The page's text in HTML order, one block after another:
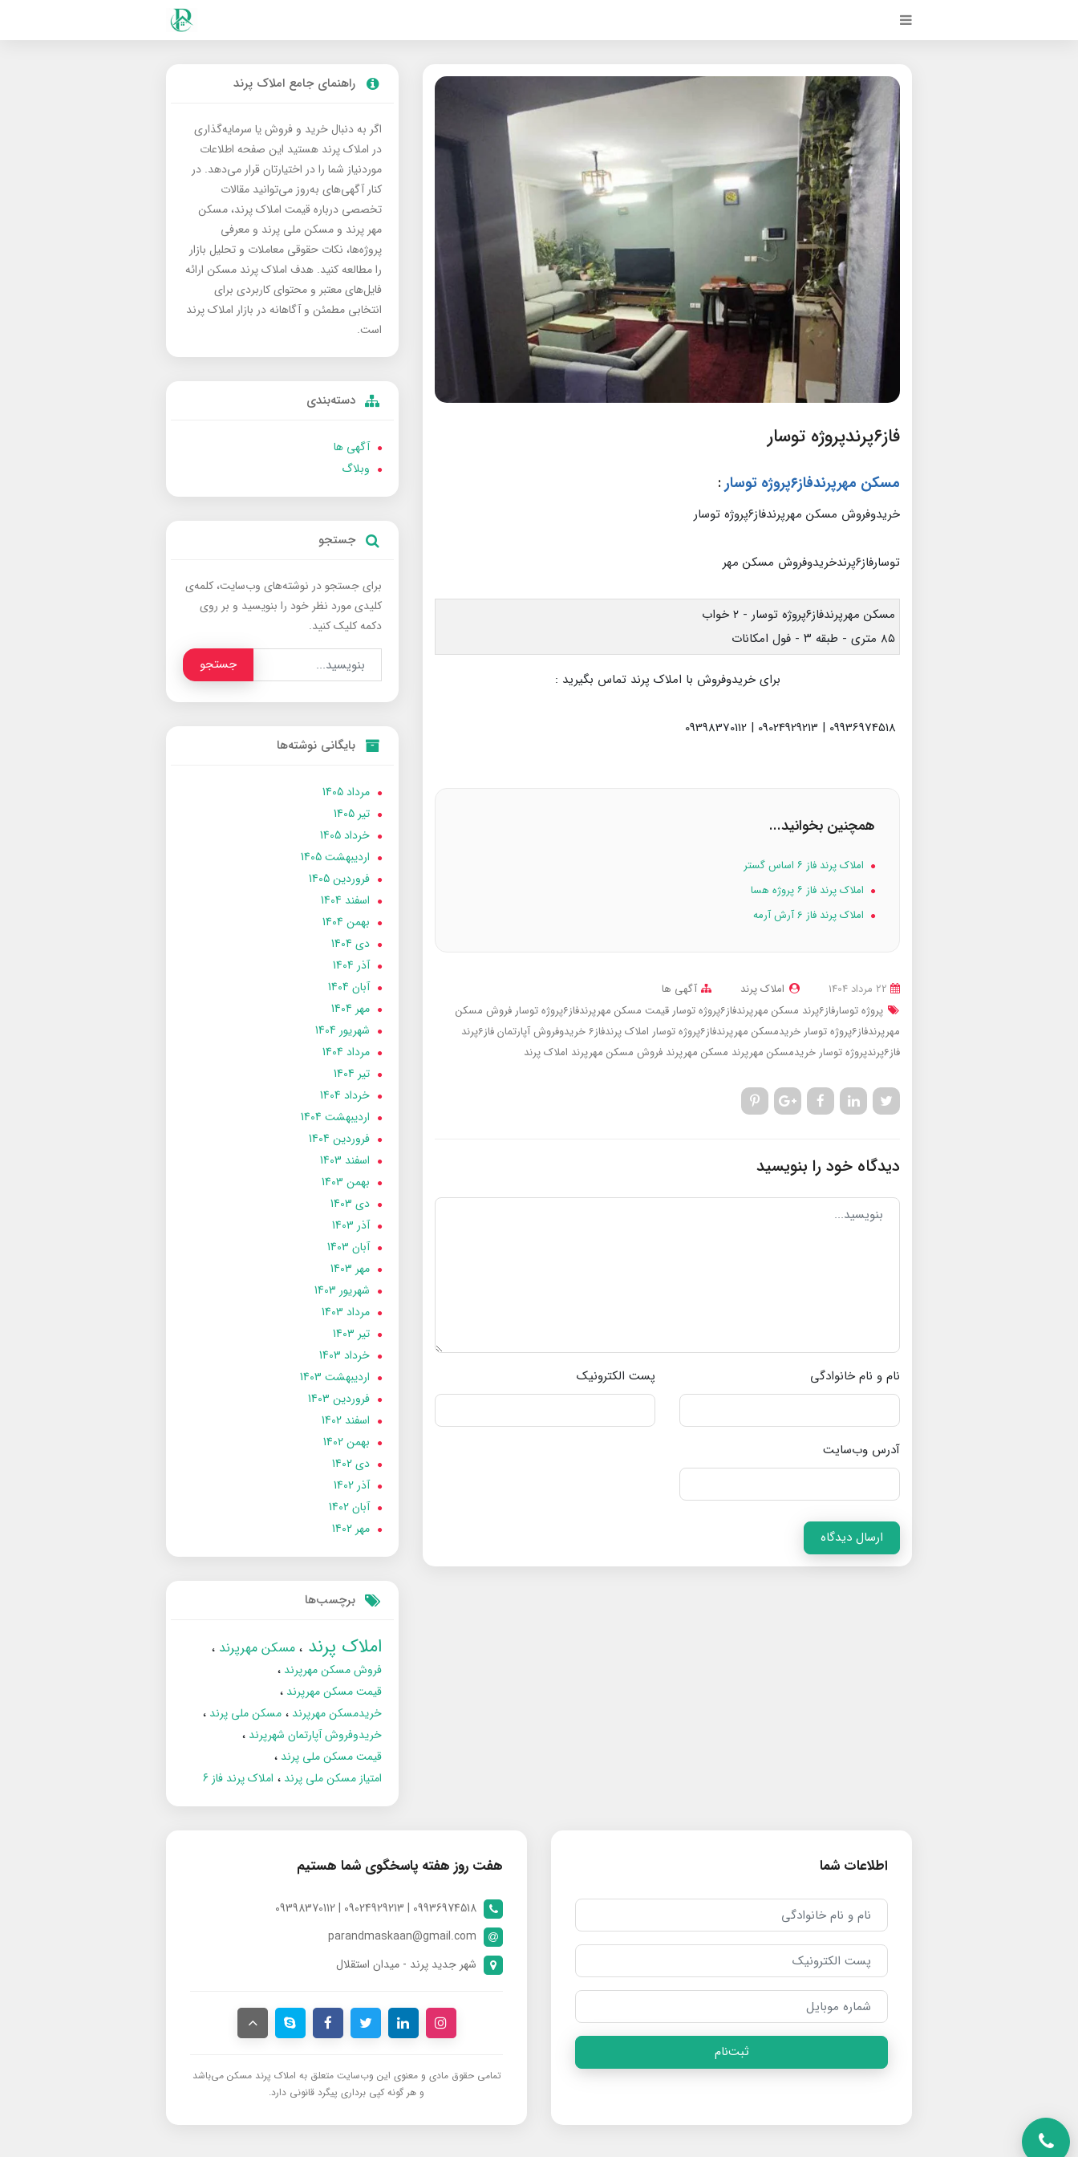
فاز۶پرندپروژه توسار
مسکن مهرپرندفاز۶پروژه توسار :
خریدوفروش مسکن مهرپرندفاز۶پروژه توسار
توسارفاز۶پرندخریدوفروش مسکن مهر
مسکن مهرپرندفاز۶پروژه توسار - ۲ خواب
۸۵ متری - طبقه ۳ - فول امکانات
برای خریدوفروش با املاک پرند تماس بگیرید :
همچنین بخوانید...
املاک پرند فاز ۶ اساس گستر
املاک پرند فاز ۶ پروژه هسا
املاک پرند فاز 6 آرش آرمه
املاک پرند
آگهی ها
پروژه توسارفاز6پرند
مسکن مهرپرندفاز6پروژه توسار قیمت مسکن مهرپرندفاز6پروژه توسار
فروش مسکن
مهرپرندفاز6پروژه توسار
خریدمسکن مهرپرندفاز6پروژه توسار املاک پرندفاز6 خریدوفروش آپارتمان فاز6پرند
فاز6پرندپروژه توسار
خریدمسکن مهرپرند مسکن مهرپرند فروش مسکن مهرپرند املاک پرند
دیدگاه خود را بنویسید
نام و نام خانوادگی پست الکترونیک
آدرس وب‌سایت
ارسال دیدگاه
راهنمای جامع املاک پرند
اگر به دنبال خرید و فروش یا سرمایه‌گذاری
در املاک پرند هستید این صفحه اطلاعات
موردنیاز شما را در اختیارتان قرار می‌دهد. در
کنار آگهی‌های به‌روز می‌توانید مقالات
تخصصی درباره قیمت املاک پرند، مسکن
مهر پرند و مسکن ملی پرند و معرفی
پروژه‌ها، نکات حقوقی معاملات و تحلیل بازار
را مطالعه کنید. هدف املاک پرند مسکن ارائه
فایل‌های معتبر و محتوای کاربردی برای
انتخابی مطمئن و آگاهانه در بازار املاک پرند
است.
دسته‌بندی
آگهی ها
وبلاگ
جستجو
برای جستجو در نوشته‌های وب‌سایت، کلمه‌ی
کلیدی مورد نظر خود را بنویسید و بر روی
دکمه کلیک کنید.
جستجو
بایگانی نوشته‌ها
مرداد 1405
تير 1405
خرداد 1405
ارديبهشت 1405
فروردین 1405
اسفند 1404
بهمن 1404
دی 1404
آذر 1404
آبان 1404
مهر 1404
شهریور 1404
مرداد 1404
تير 1404
خرداد 1404
ارديبهشت 1404
فروردین 1404
اسفند 1403
بهمن 1403
دی 1403
آذر 1403
آبان 1403
مهر 1403
شهریور 1403
مرداد 1403
تير 1403
خرداد 1403
ارديبهشت 1403
فروردین 1403
اسفند 1402
بهمن 1402
دی 1402
آذر 1402
آبان 1402
مهر 1402
برچسب‌ها
املاک پرند مسکن مهرپرند
فروش مسکن مهرپرند
قیمت مسکن مهرپرند
خریدمسکن مهرپرند
مسکن ملی پرند
خریدوفروش آپارتمان شهرپرند
قیمت مسکن ملی پرند
امتیاز مسکن ملی پرند
املاک پرند فاز 6
اطلاعات شما
ثبت‌نام
هفت روز هفته پاسخگوی شما هستیم
09936974518 | 09024929213 | 09398370112
parandmaskaan@gmail.com
شهر جدید پرند - میدان استقلال
تمامی حقوق مادی و معنوی این وب‌سایت متعلق به املاک پرند مسکن می‌باشد
و هر گونه کپی برداری پیگرد قانونی دارد.